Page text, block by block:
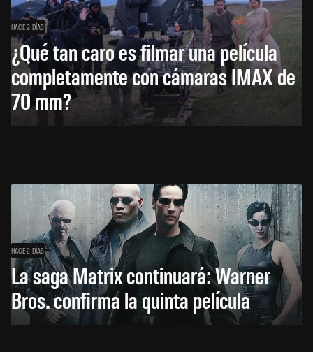
HACE 2 DÍAS
¿Qué tan caro es filmar una película
completamente con cámaras IMAX de
70 mm?
HACE 2 DÍAS
La saga Matrix continuará: Warner
Bros. confirma la quinta película